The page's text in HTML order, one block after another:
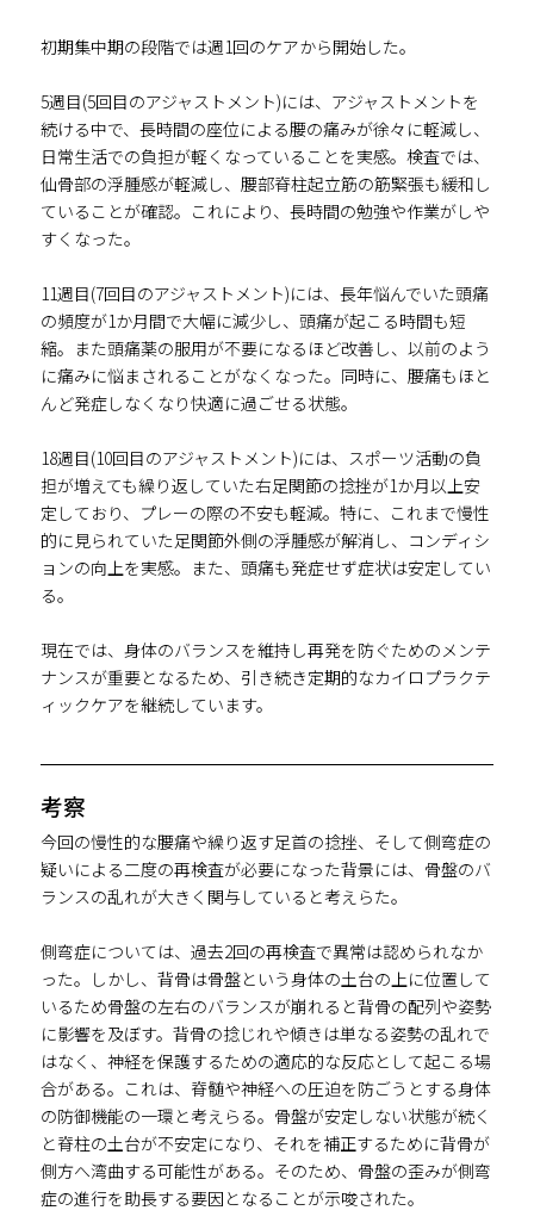
初期集中期の段階では週1回のケアから開始した。
5週目(5回目のアジャストメント)には、アジャストメントを
続ける中で、長時間の座位による腰の痛みが徐々に軽減し、
日常生活での負担が軽くなっていることを実感。検査では、
仙骨部の浮腫感が軽減し、腰部脊柱起立筋の筋緊張も緩和し
ていることが確認。これにより、長時間の勉強や作業がしや
すくなった。
11週目(7回目のアジャストメント)には、長年悩んでいた頭痛
の頻度が1か月間で大幅に減少し、頭痛が起こる時間も短
縮。また頭痛薬の服用が不要になるほど改善し、以前のよう
に痛みに悩まされることがなくなった。同時に、腰痛もほと
んど発症しなくなり快適に過ごせる状態。
18週目(10回目のアジャストメント)には、スポーツ活動の負
担が増えても繰り返していた右足関節の捻挫が1か月以上安
定しており、プレーの際の不安も軽減。特に、これまで慢性
的に見られていた足関節外側の浮腫感が解消し、コンディシ
ョンの向上を実感。また、頭痛も発症せず症状は安定してい
る。
現在では、身体のバランスを維持し再発を防ぐためのメンテ
ナンスが重要となるため、引き続き定期的なカイロプラクテ
ィックケアを継続しています。
考察
今回の慢性的な腰痛や繰り返す足首の捻挫、そして側弯症の
疑いによる二度の再検査が必要になった背景には、骨盤のバ
ランスの乱れが大きく関与していると考えらた。
側弯症については、過去2回の再検査で異常は認められなか
った。しかし、背骨は骨盤という身体の土台の上に位置して
いるため骨盤の左右のバランスが崩れると背骨の配列や姿勢
に影響を及ぼす。背骨の捻じれや傾きは単なる姿勢の乱れで
はなく、神経を保護するための適応的な反応として起こる場
合がある。これは、脊髄や神経への圧迫を防ごうとする身体
の防御機能の一環と考えらる。骨盤が安定しない状態が続く
と脊柱の土台が不安定になり、それを補正するために背骨が
側方へ湾曲する可能性がある。そのため、骨盤の歪みが側弯
症の進行を助長する要因となることが示唆された。